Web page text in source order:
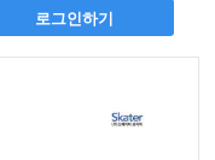
로그인하기